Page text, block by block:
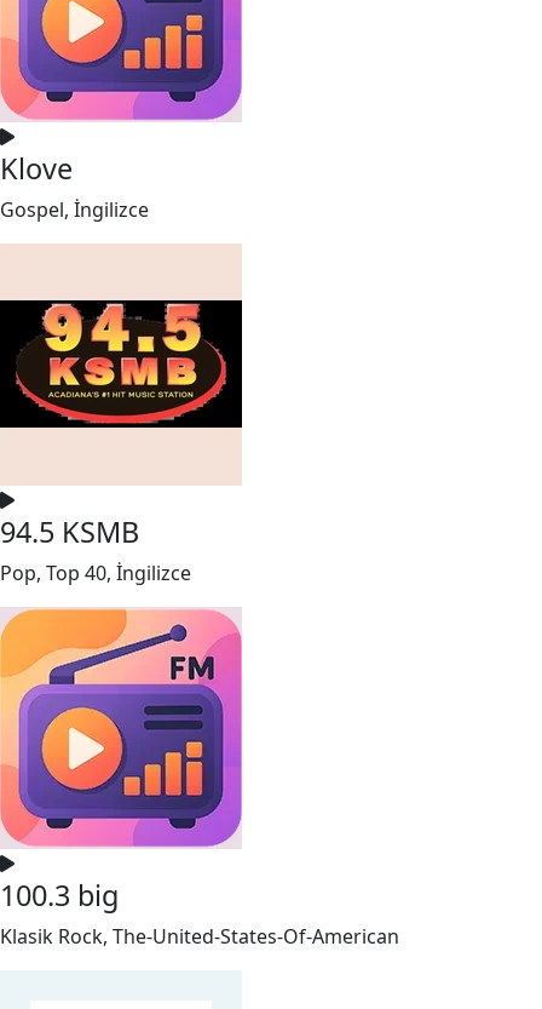
Klove
Gospel, İngilizce
94.5 KSMB
Pop, Top 40, İngilizce
100.3 big
Klasik Rock, The-United-States-Of-American